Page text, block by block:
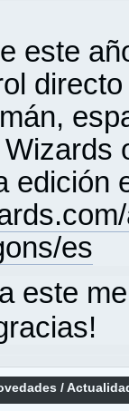
este
edición
es
este
/